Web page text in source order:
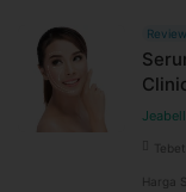
Harga